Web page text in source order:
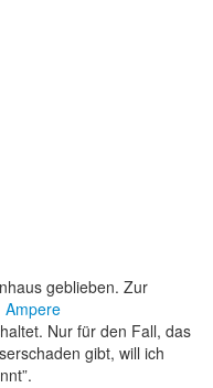
geblieben. Zur
Ampere
Nur für den Fall, das
gibt, will ich